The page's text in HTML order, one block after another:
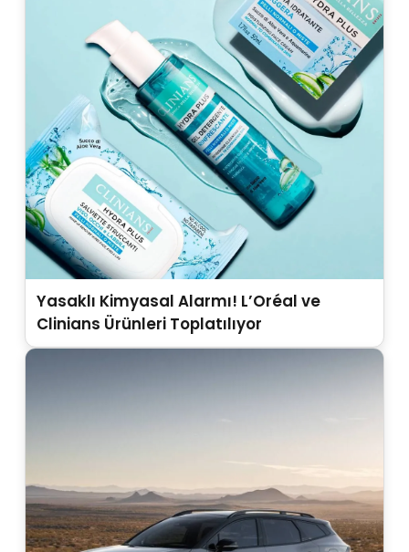
Yasaklı Kimyasal Alarmı! L’Oréal ve
Clinians Ürünleri Toplatılıyor